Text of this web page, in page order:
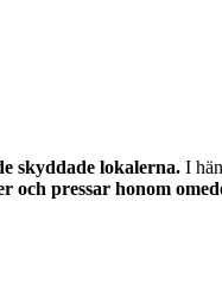
skyddade lokalerna. I
pressar honom